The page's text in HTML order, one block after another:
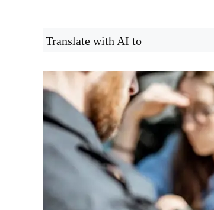
Translate with AI to